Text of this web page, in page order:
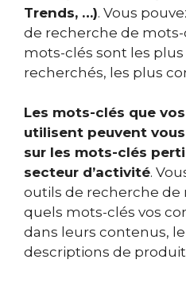
Trends, …). Vous
de recherche de
mots-clés sont les
recherchés, les plus
Les mots-clés que
utilisent peuvent
sur les mots-clés
secteur d’activité.
outils de recherche de
quels mots-clés vos
dans leurs contenus,
descriptions de